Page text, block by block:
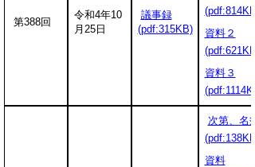
第388回
令和4年10
月25日
議事録
(pdf:315KB)
(pdf:814KB)
資料２
(pdf:621KB)
資料３
次第、名簿
(pdf:138KB)
資料